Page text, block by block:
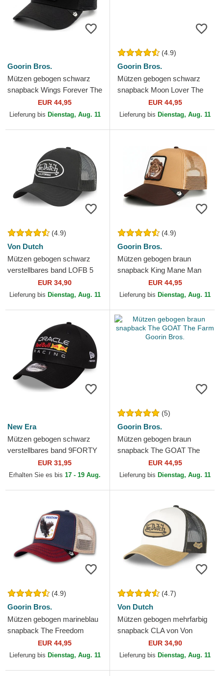
Goorin Bros.
Mützen gebogen schwarz
snapback Wings Forever The
Farm Goorin Bros.
EUR 44,95
Lieferung bis Dienstag, Aug. 11
(4.9)
Goorin Bros.
Mützen gebogen schwarz
snapback Moon Lover The
Farm Goorin Bros.
EUR 44,95
Lieferung bis Dienstag, Aug. 11
(4.9)
Von Dutch
Mützen gebogen schwarz
verstellbares band LOFB 5
von Von DutchEUR 34,90
Lieferung bis Dienstag, Aug. 11
(4.9)
Goorin Bros.
Mützen gebogen braun
snapback King Mane Man
The Farm Goorin Bros.
EUR 44,95
Lieferung bis Dienstag, Aug. 11
New Era
Mützen gebogen schwarz
verstellbares band 9FORTY
Core der Red Bull Racing
Formula 1 von New Era
EUR 31,95
Erhalten Sie es bis 17 - 19 Aug.
(5)
Goorin Bros.
Mützen gebogen braun
snapback The GOAT The
Farm Goorin Bros.
EUR 44,95
Lieferung bis Dienstag, Aug. 11
(4.9)
Goorin Bros.
Mützen gebogen marineblau
snapback The Freedom
Eagle The Farm Goorin Bros.
EUR 44,95
Lieferung bis Dienstag, Aug. 11
(4.7)
Von Dutch
Mützen gebogen mehrfarbig
snapback CLA von Von
EUR 34,90
Lieferung bis Dienstag, Aug. 11